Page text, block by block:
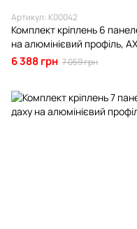
Артикул: К00042
Комплект кріплень 6
на алюмінієвий профіль,
6 388 грн 7 059 грн